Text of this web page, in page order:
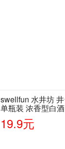
swellfun 水井坊
单瓶装 浓香型白酒
19.9元